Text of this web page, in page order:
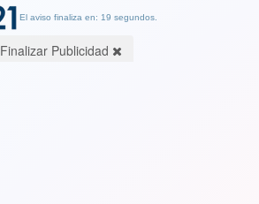
El aviso finaliza en: 19 segundos.
Finalizar Publicidad